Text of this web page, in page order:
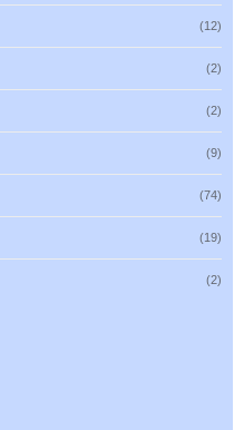
(12)
(2)
(2)
(9)
(74)
(19)
(2)